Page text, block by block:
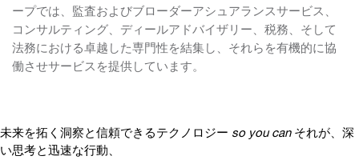
ープでは、監査およびブローダーアシュアランスサービス、
コンサルティング、ディールアドバイザリー、税務、そして
法務における卓越した専門性を結集し、それらを有機的に協
働させサービスを提供しています。
未来を拓く洞察と信頼できるテクノロジー so you can それが、深
い思考と迅速な行動、